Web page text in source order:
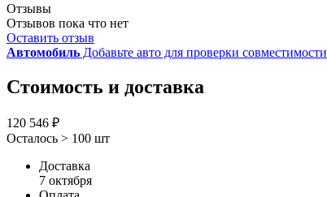
Отзывы
Отзывов пока что нет
Оставить отзыв
Автомобиль Добавьте авто для проверки совместимости
Стоимость и доставка
120 546 ₽
Осталось > 100 шт
Доставка
7 октября